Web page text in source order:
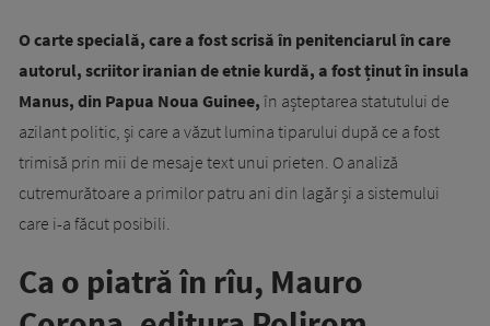
O carte specială, care a fost scrisă în penitenciarul în care
autorul, scriitor iranian de etnie kurdă, a fost ținut în insula
Manus, din Papua Noua Guinee, în așteptarea statutului de
azilant politic, și care a văzut lumina tiparului după ce a fost
trimisă prin mii de mesaje text unui prieten. O analiză
cutremurătoare a primilor patru ani din lagăr și a sistemului
care i-a făcut posibili.
Ca o piatră în rîu, Mauro